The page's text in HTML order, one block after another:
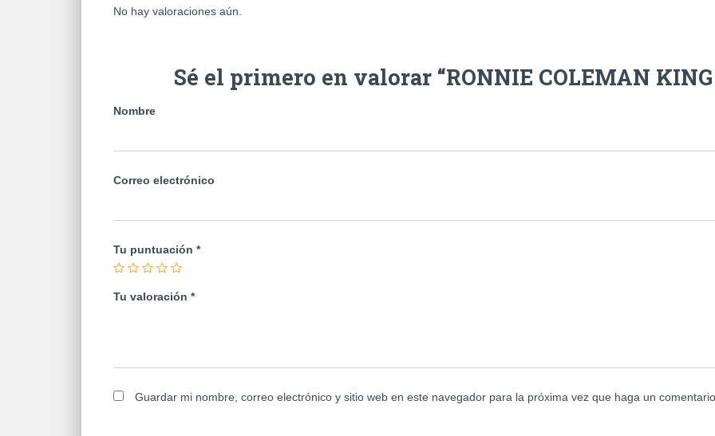
No hay valoraciones aún.
Sé el primero en valorar “RONNIE COLEMAN KING
Nombre
Correo electrónico
Tu puntuación *
Tu valoración *
Guardar mi nombre, correo electrónico y sitio web en este navegador para la próxima vez que haga un